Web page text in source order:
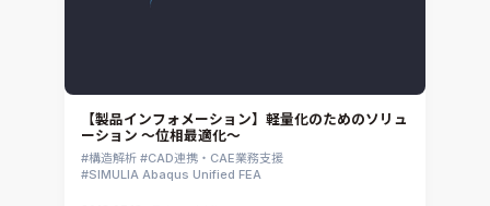
【製品インフォメーション】軽量化のためのソリュ
ーション ～位相最適化～
構造解析
CAD連携・CAE業務支援
SIMULIA Abaqus Unified FEA